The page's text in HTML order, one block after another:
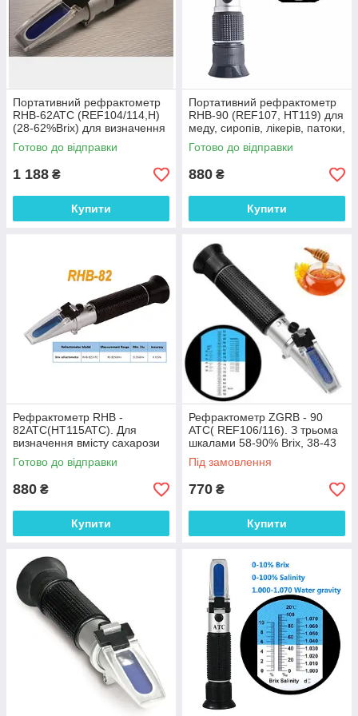
Портативний рефрактометр
RHB-62ATC (REF104/114,H)
(28-62%Brix) для визначення
концентрації цукрози в
сиропах З КЕЙСОМ
Готово до відправки
1 188 ₴
Купити
Портативний рефрактометр
RHB-90 (REF107, HT119) для
меду, сиропів, лікерів, патоки,
Brix (0-90%) БЕЗ КЕЙСУ
Готово до відправки
880 ₴
Купити
Рефрактометр RHB -
82ATC(HT115ATC). Для
визначення вмісту сахарози
(45-82% Brix) З КЕЙСОМ
Готово до відправки
880 ₴
Купити
Рефрактометр ZGRB - 90
ATC( REF106/116). З трьома
шкалами 58-90% Brix, 38-43
Be, 12-27% water З КЕЙСОМ
Під замовлення
770 ₴
Купити